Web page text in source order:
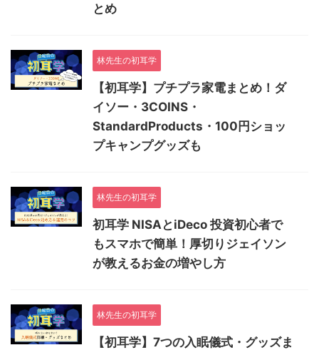
とめ
林先生の初耳学
【初耳学】プチプラ家電まとめ！ダ
イソー・3COINS・
StandardProducts・100円ショッ
プキャンプグッズも
林先生の初耳学
初耳学 NISAとiDeco 投資初心者で
もスマホで簡単！厚切りジェイソン
が教えるお金の増やし方
林先生の初耳学
【初耳学】7つの入眠儀式・グッズま